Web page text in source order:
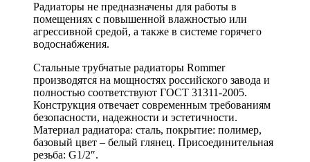
Радиаторы не предназначены для работы в
помещениях с повышенной влажностью или
агрессивной средой, а также в системе горячего
водоснабжения.
Стальные трубчатые радиаторы Rommer
производятся на мощностях российского завода и
полностью соответствуют ГОСТ 31311-2005.
Конструкция отвечает современным требованиям
безопасности, надежности и эстетичности.
Материал радиатора: сталь, покрытие: полимер,
базовый цвет – белый глянец. Присоединительная
резьба: G1/2″.